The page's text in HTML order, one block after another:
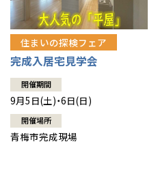
住まいの探検フェア
完成入居宅見学会
開催期間
9月5日(土)・6日(日)
開催場所
青梅市完成現場